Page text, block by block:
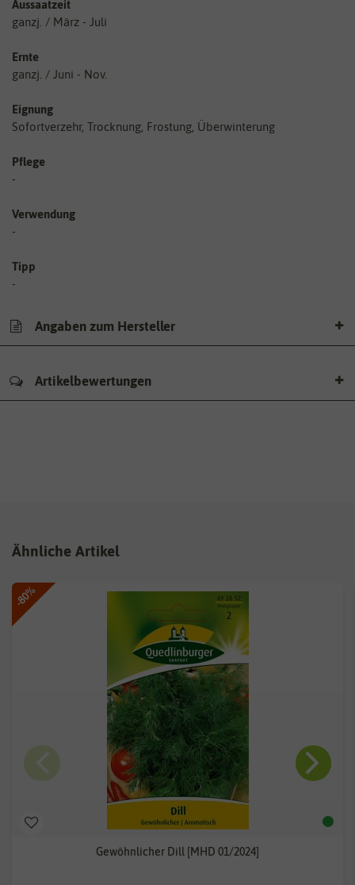
Aussaatzeit
ganzj. / März - Juli
Ernte
ganzj. / Juni - Nov.
Eignung
Sofortverzehr, Trocknung, Frostung, Überwinterung
Pflege
-
Verwendung
-
Tipp
-
Angaben zum Hersteller
Artikelbewertungen
Ähnliche Artikel
-80%
Gewöhnlicher Dill [MHD 01/2024]